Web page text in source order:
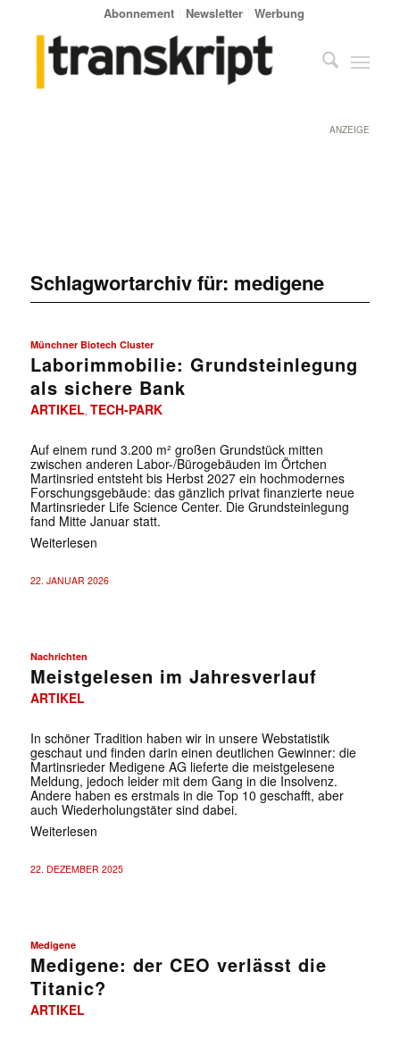
Abonnement Newsletter Werbung
ANZEIGE
Schlagwortarchiv für: medigene
Münchner Biotech Cluster
Laborimmobilie: Grundsteinlegung
als sichere Bank
ARTIKEL TECH-PARK
Auf einem rund 3.200 m² großen Grundstück mitten
zwischen anderen Labor-/Bürogebäuden im Örtchen
Martinsried entsteht bis Herbst 2027 ein hochmodernes
Forschungsgebäude: das gänzlich privat finanzierte neue
Martinsrieder Life Science Center. Die Grundsteinlegung
fand Mitte Januar statt.
Weiterlesen
22. JANUAR 2026
Nachrichten
Meistgelesen im Jahresverlauf
ARTIKEL
In schöner Tradition haben wir in unsere Webstatistik
geschaut und finden darin einen deutlichen Gewinner: die
Martinsrieder Medigene AG lieferte die meistgelesene
Meldung, jedoch leider mit dem Gang in die Insolvenz.
Andere haben es erstmals in die Top 10 geschafft, aber
auch Wiederholungstäter sind dabei.
Weiterlesen
22. DEZEMBER 2025
Medigene
Medigene: der CEO verlässt die
Titanic?
ARTIKEL